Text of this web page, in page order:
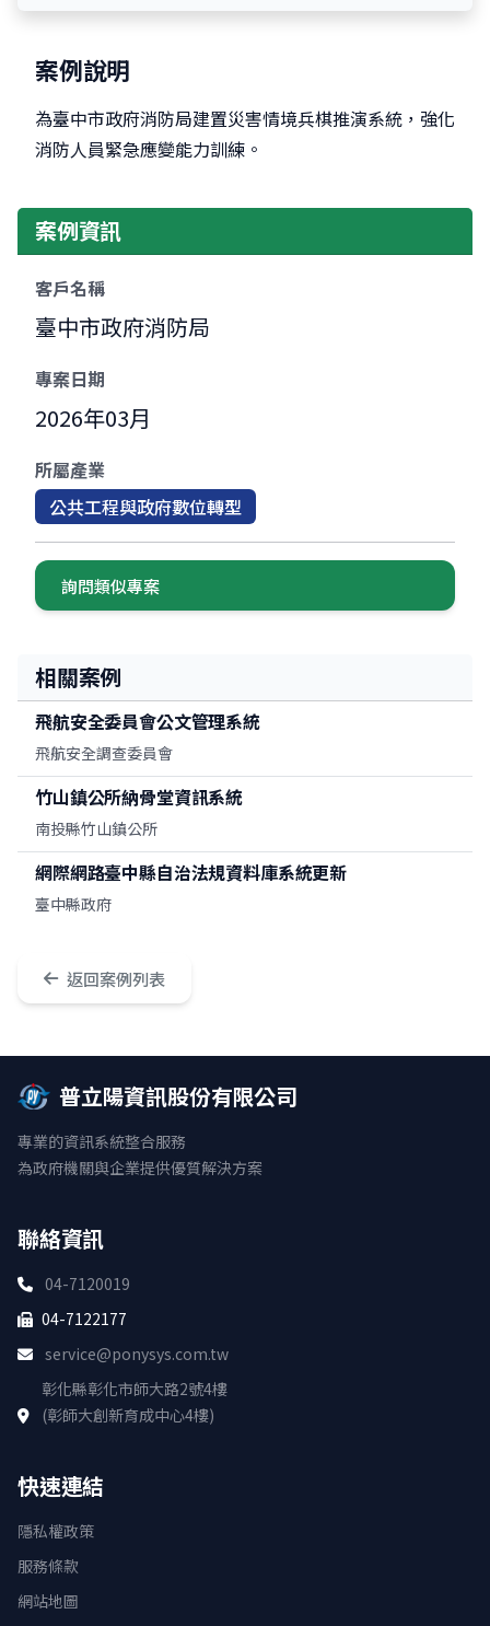
案例說明
為臺中市政府消防局建置災害情境兵棋推演系統，強化
消防人員緊急應變能力訓練。
案例資訊
客戶名稱
臺中市政府消防局
專案日期
2026年03月
所屬產業
公共工程與政府數位轉型
詢問類似專案
相關案例
飛航安全委員會公文管理系統
飛航安全調查委員會
竹山鎮公所納骨堂資訊系統
南投縣竹山鎮公所
網際網路臺中縣自治法規資料庫系統更新
臺中縣政府
返回案例列表
普立陽資訊股份有限公司
專業的資訊系統整合服務
為政府機關與企業提供優質解決方案
聯絡資訊
04-7120019
04-7122177
service@ponysys.com.tw
彰化縣彰化市師大路2號4樓
(彰師大創新育成中心4樓)
快速連結
隱私權政策
服務條款
網站地圖